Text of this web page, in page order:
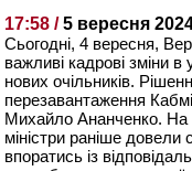
17:58 /5 вересня
Сьогодні, 4 вересня,
важливі кадрові зміни в
нових очільників.
перезавантаження
Михайло Ананченко. На
міністри раніше
впоратись із